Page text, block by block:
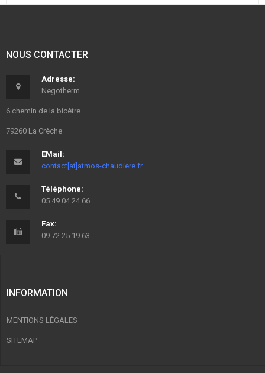
NOUS CONTACTER
Adresse:
Negotherm
6 chemin de la bicètre
79260 La Crèche
EMail:
contact[at]atmos-chaudiere.fr
Téléphone:
05 49 04 24 66
Fax:
09 72 25 19 63
INFORMATION
MENTIONS LÉGALES
SITEMAP